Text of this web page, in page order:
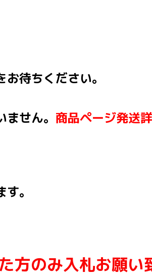
待ちください。
せん。 商品ページ発送
。
方のみ入札お願